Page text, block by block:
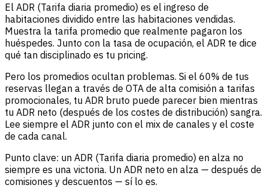
El ADR (Tarifa diaria promedio) es el ingreso de
habitaciones dividido entre las habitaciones vendidas.
Muestra la tarifa promedio que realmente pagaron los
huéspedes. Junto con la tasa de ocupación, el ADR te dice
qué tan disciplinado es tu pricing.
Pero los promedios ocultan problemas. Si el 60% de tus
reservas llegan a través de OTA de alta comisión a tarifas
promocionales, tu ADR bruto puede parecer bien mientras
tu ADR neto (después de los costes de distribución) sangra.
Lee siempre el ADR junto con el mix de canales y el coste
de cada canal.
Punto clave: un ADR (Tarifa diaria promedio) en alza no
siempre es una victoria. Un ADR neto en alza — después de
comisiones y descuentos — sí lo es.